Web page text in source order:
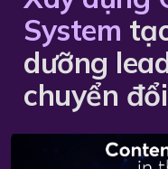
System
dưỡng
chuyển đổi